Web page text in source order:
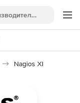
Nagios XI